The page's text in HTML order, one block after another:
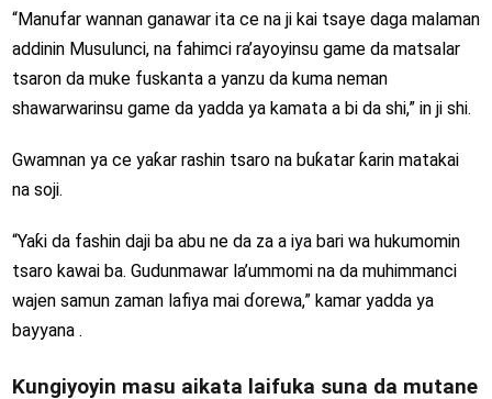
“Manufar wannan ganawar ita ce na ji kai tsaye daga malaman
addinin Musulunci, na fahimci ra’ayoyinsu game da matsalar
tsaron da muke fuskanta a yanzu da kuma neman
shawarwarinsu game da yadda ya kamata a bi da shi,” in ji shi.
Gwamnan ya ce yaƙar rashin tsaro na buƙatar ƙarin matakai
na soji.
“Yaƙi da fashin daji ba abu ne da za a iya bari wa hukumomin
tsaro kawai ba. Gudunmawar la’ummomi na da muhimmanci
wajen samun zaman lafiya mai ɗorewa,” kamar yadda ya
bayyana .
Ƙungiyoyin masu aikata laifuka suna da mutane